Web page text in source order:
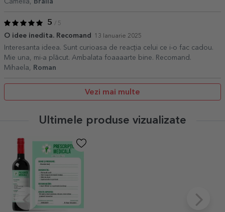
Camelia, Braila
5 / 5
O idee inedita. Recomand 13 Ianuarie 2025
Interesanta ideea. Sunt curioasa de reacția celui ce i-o fac cadou.
Mie una, mi-a plăcut. Ambalata foaaaarte bine. Recomand.
Mihaela,
Roman
Vezi mai multe
Ultimele produse vizualizate